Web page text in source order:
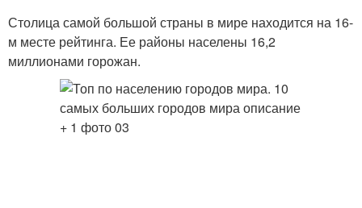
Столица самой большой страны в мире находится на 16-
м месте рейтинга. Ее районы населены 16,2
миллионами горожан.